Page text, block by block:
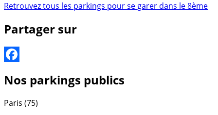
Retrouvez tous les parkings pour se garer dans le 8ème
Partager sur
Nos parkings publics
Paris (75)